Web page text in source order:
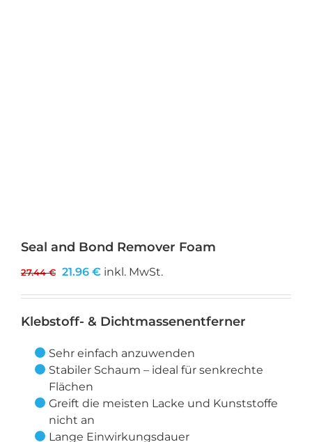
Seal and Bond Remover Foam
27.44€ Ursprünglicher
27.44 €
21.96 €Aktueller
21.96 €.
inkl. MwSt.
Klebstoff- & Dichtmassenentferner
Sehr einfach anzuwenden
Stabiler Schaum – ideal für senkrechte
Flächen
Greift die meisten Lacke und Kunststoffe
nicht an
Lange Einwirkungsdauer